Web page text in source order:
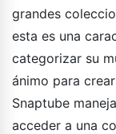
grandes
esta es una
categorizar su
ánimo para
Snaptube
acceder a una